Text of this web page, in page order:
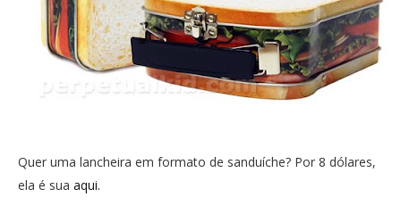
Quer uma lancheira em formato de sanduíche? Por 8 dólares,
ela é sua aqui.